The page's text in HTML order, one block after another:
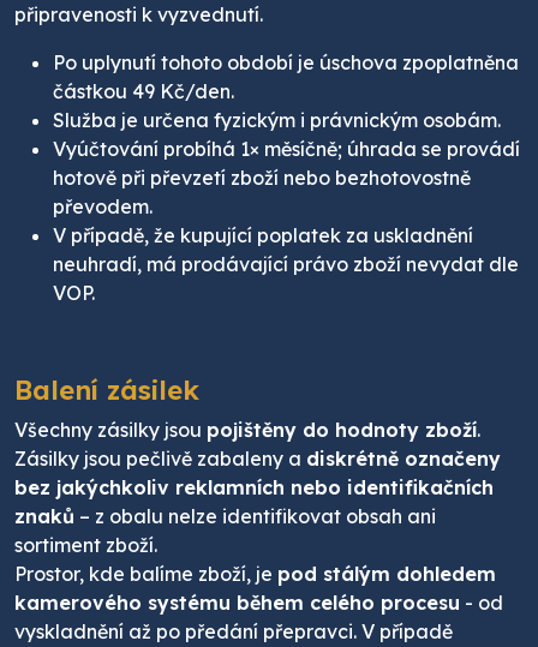
připravenosti k vyzvednutí.
Po uplynutí tohoto období je úschova zpoplatněna
částkou 49 Kč/den.
Služba je určena fyzickým i právnickým osobám.
Vyúčtování probíhá 1× měsíčně; úhrada se provádí
hotově při převzetí zboží nebo bezhotovostně
převodem.
V případě, že kupující poplatek za uskladnění
neuhradí, má prodávající právo zboží nevydat dle
VOP.
Balení zásilek
Všechny zásilky jsou pojištěny do hodnoty zboží.
Zásilky jsou pečlivě zabaleny a diskrétně označeny
bez jakýchkoliv reklamních nebo identifikačních
znaků – z obalu nelze identifikovat obsah ani
sortiment zboží.
Prostor, kde balíme zboží, je pod stálým dohledem
kamerového systému během celého procesu - od
vyskladnění až po předání přepravci. V případě